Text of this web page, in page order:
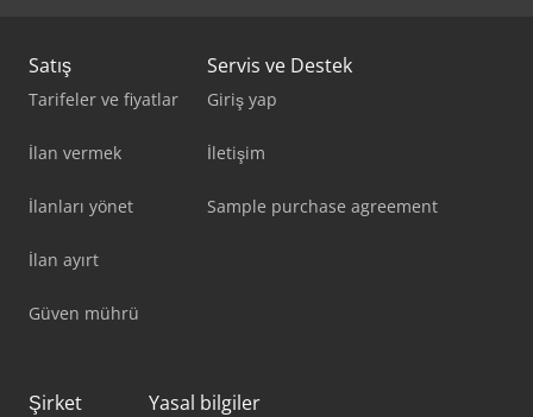
Satış
Tarifeler ve fiyatlar
İlan vermek
İlanları yönet
İlan ayırt
Güven mührü
Servis ve Destek
Giriş yap
İletişim
Sample purchase agreement
Şirket Yasal bilgiler